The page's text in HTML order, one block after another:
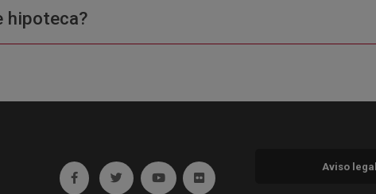
hipoteca?
Ir a facebook (abre en ventana nueva)
Ir a twitter (abre en ventana nueva)
Ir a YouTube (abre en ventana nueva)
Ir a Flickr (abre en ventana nueva)
Aviso legal